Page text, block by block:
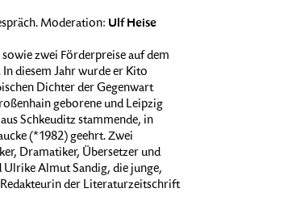
Moderation: Ulf Heise
zwei Förderpreise auf dem
diesem Jahr wurde er Kito
Dichter der Gegenwart
geborene und Leipzig
Schkeuditz stammende, in
(*1982) geehrt. Zwei
Dramatiker, Übersetzer und
Ulrike Almut Sandig, die junge,
der Literaturzeitschrift